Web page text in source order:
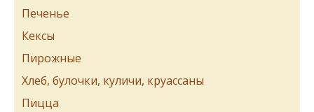
Печенье
Кексы
Пирожные
Хлеб, булочки, куличи, круассаны
Пицца